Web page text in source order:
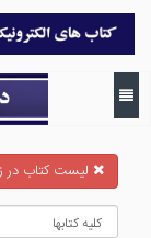
ليست كتاب در